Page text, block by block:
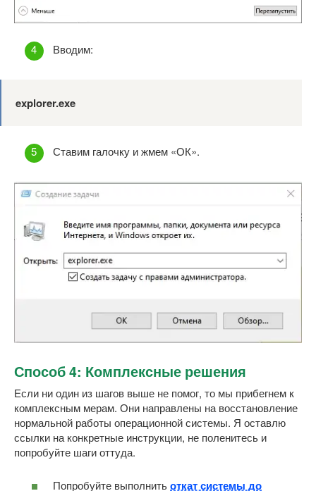
Вводим:
explorer.exe
Ставим галочку и жмем «ОК».
Способ 4: Комплексные решения
Если ни один из шагов выше не помог, то мы прибегнем к
комплексным мерам. Они направлены на восстановление
нормальной работы операционной системы. Я оставлю
ссылки на конкретные инструкции, не поленитесь и
попробуйте шаги оттуда.
Попробуйте выполнитьоткат системы до